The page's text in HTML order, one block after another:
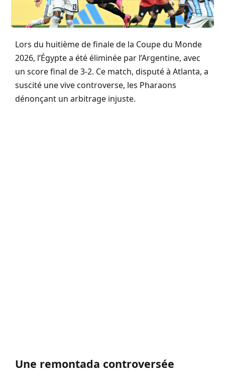
Lors du huitième de finale de la Coupe du Monde
2026, l’Égypte a été éliminée par l’Argentine, avec
un score final de 3-2. Ce match, disputé à Atlanta, a
suscité une vive controverse, les Pharaons
dénonçant un arbitrage injuste.
Une remontada controversée